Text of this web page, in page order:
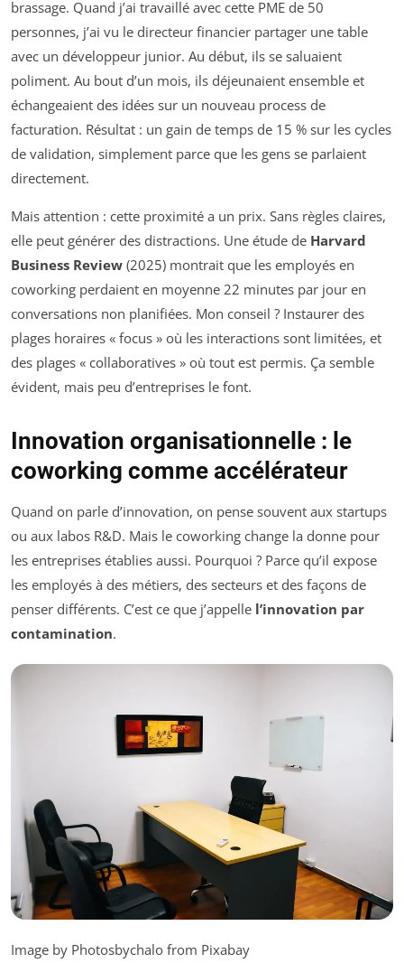
brassage. Quand j’ai travaillé avec cette PME de 50
personnes, j’ai vu le directeur financier partager une table
avec un développeur junior. Au début, ils se saluaient
poliment. Au bout d’un mois, ils déjeunaient ensemble et
échangeaient des idées sur un nouveau process de
facturation. Résultat : un gain de temps de 15 % sur les cycles
de validation, simplement parce que les gens se parlaient
directement.
Mais attention : cette proximité a un prix. Sans règles claires,
elle peut générer des distractions. Une étude de Harvard
Business Review (2025) montrait que les employés en
coworking perdaient en moyenne 22 minutes par jour en
conversations non planifiées. Mon conseil ? Instaurer des
plages horaires « focus » où les interactions sont limitées, et
des plages « collaboratives » où tout est permis. Ça semble
évident, mais peu d’entreprises le font.
Innovation organisationnelle : le
coworking comme accélérateur
Quand on parle d’innovation, on pense souvent aux startups
ou aux labos R&D. Mais le coworking change la donne pour
les entreprises établies aussi. Pourquoi ? Parce qu’il expose
les employés à des métiers, des secteurs et des façons de
penser différents. C’est ce que j’appelle l’innovation par
contamination.
Image by Photosbychalo from Pixabay